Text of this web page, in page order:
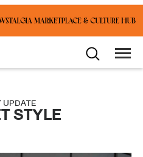
UPDATE
STYLE